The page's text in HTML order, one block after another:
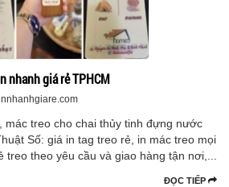
nhanh giá rẻ TPHCM
mác treo cho chai thủy tinh đựng nước
Số: giá in tag treo rẻ, in mác treo mọi
theo yêu cầu và giao hàng tận nơi,...
ĐỌC TIẾP